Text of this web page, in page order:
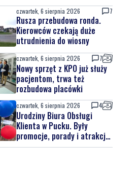
czwartek, 6 sierpnia 2026 7
Rusza przebudowa ronda.
Kierowców czekają duże
utrudnienia do wiosny
czwartek, 6 sierpnia 2026 7
Nowy sprzęt z KPO już służy
pacjentom, trwa też
rozbudowa placówki
czwartek, 6 sierpnia 2026 4
Urodziny Biura Obsługi
Klienta w Pucku. Były
promocje, porady i atrakcje
dla najmłodszych